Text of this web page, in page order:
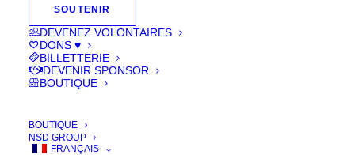
SOUTENIR
DEVENEZ VOLONTAIRES
DONS ♥
BILLETTERIE
DEVENIR SPONSOR
BOUTIQUE
BOUTIQUE
NSD GROUP
FRANÇAIS